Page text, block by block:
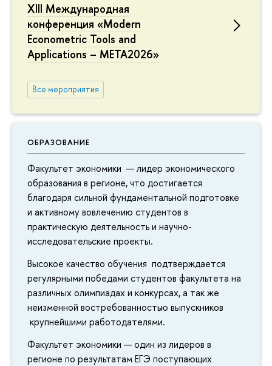
XIII Международная
конференция «Modern
Econometric Tools and
Applications – META2026»
Все мероприятия
ОБРАЗОВАНИЕ
Факультет экономики — лидер экономического
образования в регионе, что достигается
благодаря сильной фундаментальной подготовке
и активному вовлечению студентов в
практическую деятельность и научно-
исследовательские проекты.
Высокое качество обучения подтверждается
регулярными победами студентов факультета на
различных олимпиадах и конкурсах, а так же
неизменной востребованностью выпускников
крупнейшими работодателями.
Факультет экономики — один из лидеров в
регионе по результатам ЕГЭ поступающих